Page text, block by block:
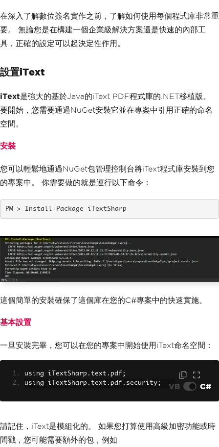
在深入了解數位簽名實作之前，了解如何使用每個程式庫非常重
要。 無論您是在構建一個企業級解決方案還是快速的內部工
具，正確的設定可以起決定性作用。
設置iText
iText是強大的基於Java的iText PDF程式庫的.NET移植版。
要開始，您需要通過NuGet安裝它並在專案中引用正確的命名
空間。
安裝
您可以輕鬆地通過NuGet包管理控制台將iText程式庫安裝到您
的專案中。 你需要做的就是運行以下命令：
Install-Package iTextSharp
這個簡單的安裝確保了這個庫在您的C#專案中的快速實施。
基本設置
一旦安裝完畢，您可以在您的專案中開始使用iText命名空間：
using iTextSharp . text . pdf ;
using iTextSharp . text . pdf . security; VB C#
請記住，iText是模組化的。 如果您打算使用高級加密功能或時
間戳，您可能需要額外的包，例如